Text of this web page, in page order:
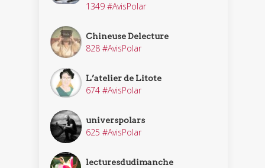
1349 #AvisPolar
Chineuse Delecture
828 #AvisPolar
L’atelier de Litote
674 #AvisPolar
universpolars
625 #AvisPolar
lecturesdudimanche